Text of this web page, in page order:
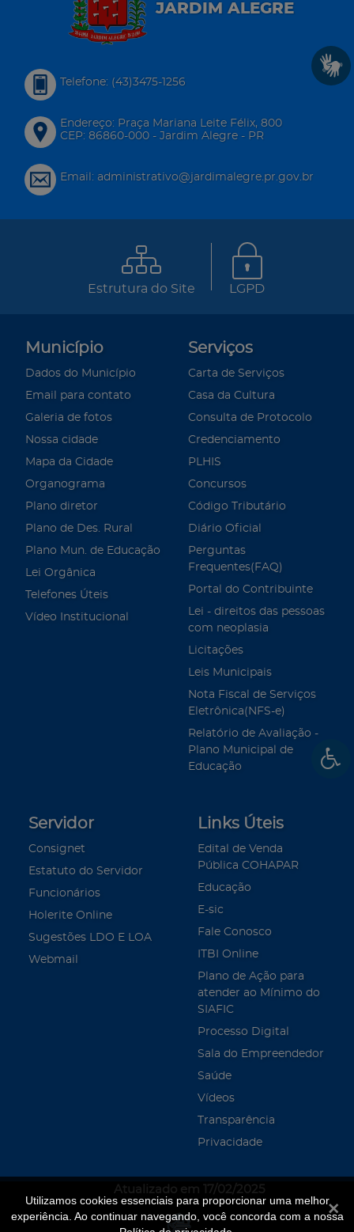
Utilizamos cookies essenciais para proporcionar uma melhor
experiência. Ao continuar navegando, você concorda com a nossa
JARDIM ALEGRE
Telefone: (43)3475-1256
Endereço: Praça Mariana Leite Félix, 800
CEP: 86860-000 - Jardim Alegre - PR
Email: administrativo@jardimalegre.pr.gov.br
Estrutura do Site LGPD
Município
Dados do Município
Email para contato
Galeria de fotos
Nossa cidade
Mapa da Cidade
Organograma
Plano diretor
Plano de Des. Rural
Plano Mun. de Educação
Lei Orgânica
Telefones Úteis
Vídeo Institucional
Serviços
Carta de Serviços
Casa da Cultura
Consulta de Protocolo
Credenciamento
PLHIS
Concursos
Código Tributário
Diário Oficial
Perguntas
Frequentes(FAQ)
Portal do Contribuinte
Lei - direitos das pessoas
com neoplasia
Licitações
Leis Municipais
Nota Fiscal de Serviços
Eletrônica(NFS-e)
Relatório de Avaliação -
Plano Municipal de
Educação
Servidor
Consignet
Estatuto do Servidor
Funcionários
Holerite Online
Sugestões LDO E LOA
Webmail
Links Úteis
Edital de Venda
Pública COHAPAR
Educação
E-sic
Fale Conosco
ITBI Online
Plano de Ação para
atender ao Mínimo do
SIAFIC
Processo Digital
Sala do Empreendedor
Saúde
Vídeos
Transparência
Privacidade
Atualizado em 17/02/2025